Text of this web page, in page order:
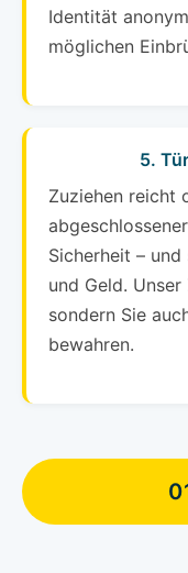
Identität
möglichen
5.
Zuziehen reicht
Sicherheit –
und Geld.
sondern Sie
bewahren.